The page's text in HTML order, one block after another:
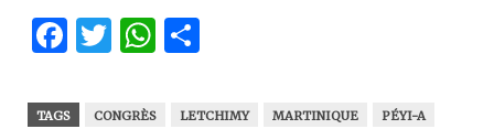
Facebook
Twitter
WhatsApp
TAGS CONGRÈS LETCHIMY MARTINIQUE PÉYI-A